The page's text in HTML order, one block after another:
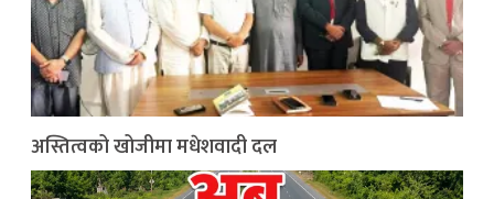
अस्तित्वको खोजीमा मधेशवादी दल